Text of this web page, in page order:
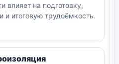
влияет на подготовку,
и итоговую трудоёмкость.